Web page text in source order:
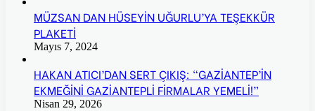
MÜZSAN DAN HÜSEYİN UĞURLU’YA TEŞEKKÜR
PLAKETİ
Mayıs 7, 2024
HAKAN ATICI’DAN SERT ÇIKIŞ: “GAZİANTEP’İN
EKMEĞİNİ GAZİANTEPLİ FİRMALAR YEMELİ!”
Nisan 29, 2026